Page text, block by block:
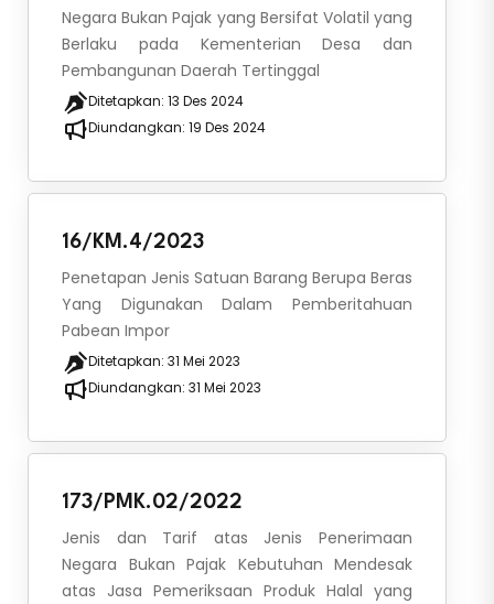
Negara Bukan Pajak yang Bersifat Volatil yang
Berlaku pada Kementerian Desa dan
Pembangunan Daerah Tertinggal
Ditetapkan: 13 Des 2024
Diundangkan: 19 Des 2024
16/KM.4/2023
Penetapan Jenis Satuan Barang Berupa Beras
Yang Digunakan Dalam Pemberitahuan
Pabean Impor
Ditetapkan: 31 Mei 2023
Diundangkan: 31 Mei 2023
173/PMK.02/2022
Jenis dan Tarif atas Jenis Penerimaan
Negara Bukan Pajak Kebutuhan Mendesak
atas Jasa Pemeriksaan Produk Halal yang